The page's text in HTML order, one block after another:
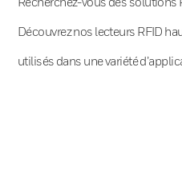
Découvrez nos lecteurs RFID
utilisés dans une variété